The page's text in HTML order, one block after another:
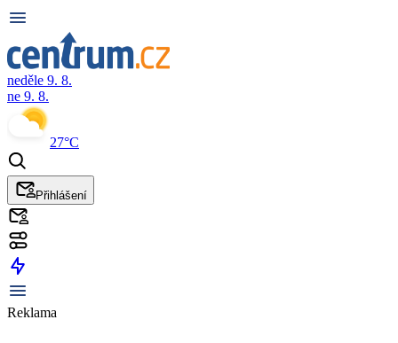
neděle 9. 8.
ne 9. 8.
27°C
Přihlášení
Reklama